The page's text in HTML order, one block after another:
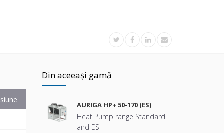
Din aceeași gamă
AURIGA HP+ 50-170 (ES)
Heat Pump range Standard
and ES